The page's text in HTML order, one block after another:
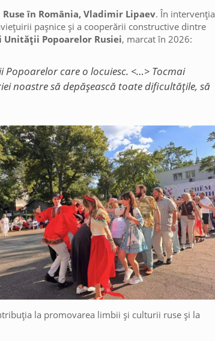
în România, Vladimir Lipaev. În intervenția
pașnice și a cooperării constructive dintre
Popoarelor Rusiei, marcat în 2026:
Popoarelor care o locuiesc. <…> Tocmai
noastre să depășească toate dificultățile, să
la promovarea limbii și culturii ruse și la